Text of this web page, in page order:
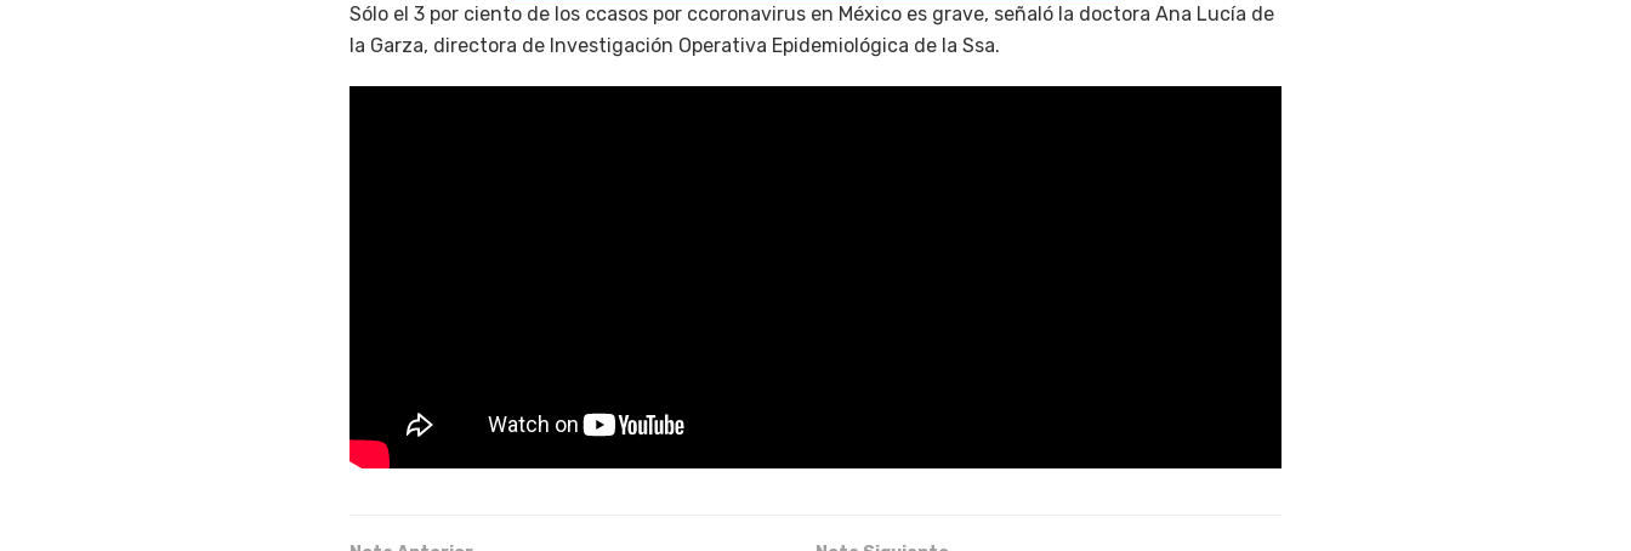
Sólo el 3 por ciento de los ccasos por ccoronavirus en México es grave, señaló la doctora Ana Lucía de
la Garza, directora de Investigación Operativa Epidemiológica de la Ssa.